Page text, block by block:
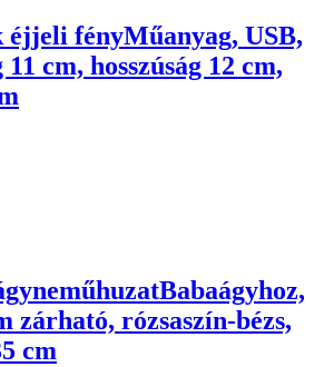
éjjeli fényMűanyag, USB,
cm, hosszúság 12 cm,
Babaágyhoz,
zárható, rózsaszín-bézs,
cm